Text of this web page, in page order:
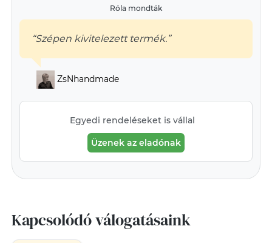
Róla mondták
“Szépen kivitelezett termék.”
ZsNhandmade
Egyedi rendeléseket is vállal
Üzenek az eladónak
Kapcsolódó válogatásaink